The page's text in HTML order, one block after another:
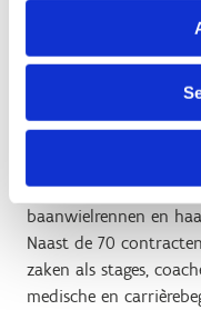
Tom
topsport bij Sport
verlies van haar
topsportcontract is
ondersteunen nog
baanwielrennen en
Naast de 70
zaken als stages,
medische en